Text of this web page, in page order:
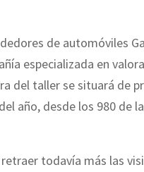
de automóviles
especializada en
del taller se situará de
año, desde los 980 de la
todavía más las